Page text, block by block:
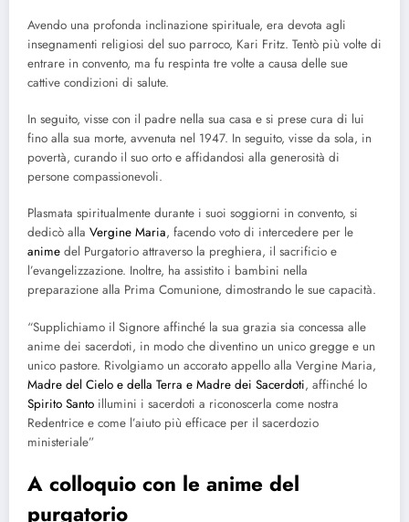
Avendo una profonda inclinazione spirituale, era devota agli
insegnamenti religiosi del suo parroco, Kari Fritz. Tentò più volte di
entrare in convento, ma fu respinta tre volte a causa delle sue
cattive condizioni di salute.
In seguito, visse con il padre nella sua casa e si prese cura di lui
fino alla sua morte, avvenuta nel 1947. In seguito, visse da sola, in
povertà, curando il suo orto e affidandosi alla generosità di
persone compassionevoli.
Plasmata spiritualmente durante i suoi soggiorni in convento, si
dedicò alla Vergine Maria, facendo voto di intercedere per le
anime del Purgatorio attraverso la preghiera, il sacrificio e
l’evangelizzazione. Inoltre, ha assistito i bambini nella
preparazione alla Prima Comunione, dimostrando le sue capacità.
“Supplichiamo il Signore affinché la sua grazia sia concessa alle
anime dei sacerdoti, in modo che diventino un unico gregge e un
unico pastore. Rivolgiamo un accorato appello alla Vergine Maria,
Madre del Cielo e della Terra e Madre dei Sacerdoti, affinché lo
Spirito Santo illumini i sacerdoti a riconoscerla come nostra
Redentrice e come l’aiuto più efficace per il sacerdozio
ministeriale”
A colloquio con le anime del
purgatorio